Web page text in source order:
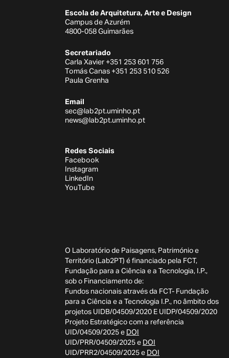
Escola de Arquitetura, Arte e Design
Campus de Azurém
4800-058 Guimarães
Secretariado
Carla Xavier +351 253 601 756
Tomás Canas +351 253 510 526
Paula Grenha
Email
sec@lab2pt.uminho.pt
news@lab2pt.uminho.pt
Redes Sociais
Facebook
Instagram
LinkedIn
YouTube
O Laboratório de Paisagens, Património e
Território (Lab2PT) é financiado pela FCT,
Fundação para a Ciência e a Tecnologia, I.P.,
sob o Financiamento de:
Fundos nacionais através da FCT- Fundação
para a Ciência e a Tecnologia I.P., no âmbito dos
projetos UIDB/04509/2020 E UIDP/04509/2020
Projeto Estratégico com a referência
UID/04509/2025 e DOI
UID/PRR/04509/2025 e DOI
UID/PRR2/04509/2025 e DOI